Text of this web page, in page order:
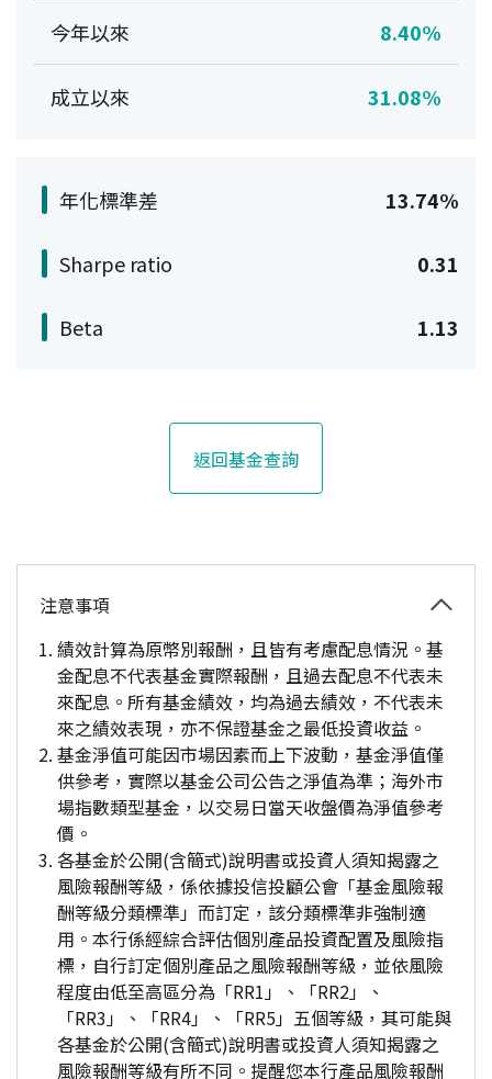
今年以來 8.40%
成立以來 31.08%
年化標準差 13.74%
Sharpe ratio 0.31
Beta 1.13
返回基金查詢
注意事項
績效計算為原幣別報酬，且皆有考慮配息情況。基
金配息不代表基金實際報酬，且過去配息不代表未
來配息。所有基金績效，均為過去績效，不代表未
來之績效表現，亦不保證基金之最低投資收益。
基金淨值可能因市場因素而上下波動，基金淨值僅
供參考，實際以基金公司公告之淨值為準；海外市
場指數類型基金，以交易日當天收盤價為淨值參考
價。
各基金於公開(含簡式)說明書或投資人須知揭露之
風險報酬等級，係依據投信投顧公會「基金風險報
酬等級分類標準」而訂定，該分類標準非強制適
用。本行係經綜合評估個別產品投資配置及風險指
標，自行訂定個別產品之風險報酬等級，並依風險
程度由低至高區分為「RR1」、「RR2」、
「RR3」、「RR4」、「RR5」五個等級，其可能與
各基金於公開(含簡式)說明書或投資人須知揭露之
風險報酬等級有所不同。提醒您本行產品風險報酬